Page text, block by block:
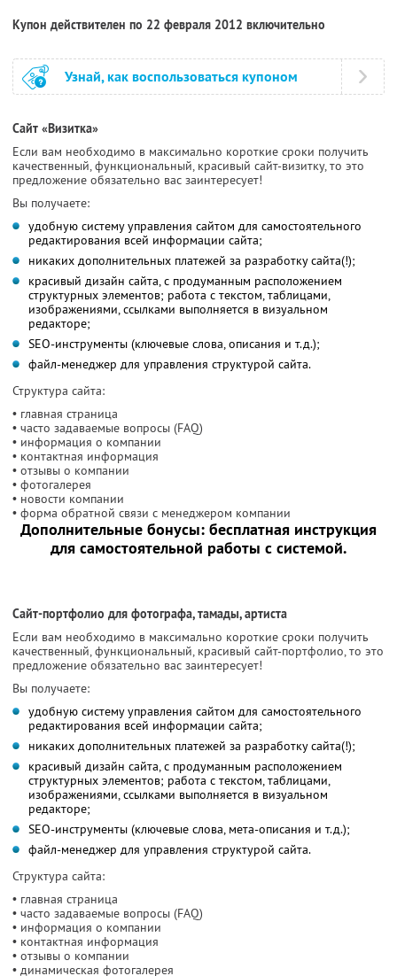
Купон действителен по 22 февраля 2012 включительно
Узнай, как воспользоваться купоном
Сайт «Визитка»
Если вам необходимо в максимально короткие сроки получить
качественный, функциональный, красивый сайт-визитку, то это
предложение обязательно вас заинтересует!
Вы получаете:
удобную систему управления сайтом для самостоятельного
редактирования всей информации сайта;
никаких дополнительных платежей за разработку сайта(!);
красивый дизайн сайта, с продуманным расположением
структурных элементов; работа с текстом, таблицами,
изображениями, ссылками выполняется в визуальном
редакторе;
SEO-инструменты (ключевые слова, описания и т.д.);
файл-менеджер для управления структурой сайта.
Структура сайта:
• главная страница
• часто задаваемые вопросы (FAQ)
• информация о компании
• контактная информация
• отзывы о компании
• фотогалерея
• новости компании
• форма обратной связи с менеджером компании
Дополнительные бонусы: бесплатная инструкция
для самостоятельной работы с системой.
Сайт-портфолио для фотографа, тамады, артиста
Если вам необходимо в максимально короткие сроки получить
качественный, функциональный, красивый сайт-портфолио, то это
предложение обязательно вас заинтересует!
Вы получаете:
удобную систему управления сайтом для самостоятельного
редактирования всей информации сайта;
никаких дополнительных платежей за разработку сайта(!);
красивый дизайн сайта, с продуманным расположением
структурных элементов; работа с текстом, таблицами,
изображениями, ссылками выполняется в визуальном
редакторе;
SEO-инструменты (ключевые слова, мета-описания и т.д.);
файл-менеджер для управления структурой сайта.
Структура сайта:
• главная страница
• часто задаваемые вопросы (FAQ)
• информация о компании
• контактная информация
• отзывы о компании
• динамическая фотогалерея